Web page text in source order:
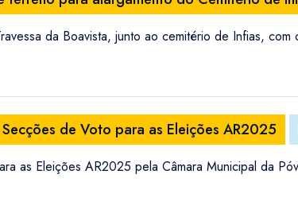
da Boavista, junto ao cemitério de Infias,
de Voto para as Eleições AR2025
as Eleições AR2025 pela Câmara Municipal da